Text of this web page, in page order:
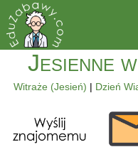
Jesienne
Witraże (Jesień) | Dzień